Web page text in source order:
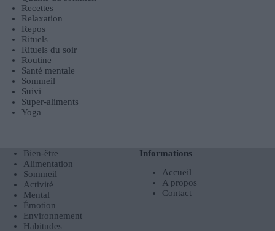
Recettes
Relaxation
Repos
Rituels
Rituels du soir
Routine
Santé mentale
Sommeil
Suivi
Super-aliments
Yoga
Bien-être
Alimentation
Sommeil
Activité
Mental
Émotion
Environnement
Habitudes
Informations
Accueil
A propos
Contact